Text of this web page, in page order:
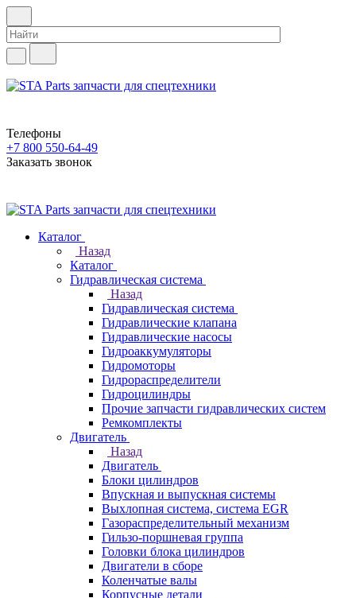
Телефоны
+7 800 550-64-49
Заказать звонок
Каталог
Назад
Каталог
Гидравлическая система
Назад
Гидравлическая система
Гидравлические клапана
Гидравлические насосы
Гидроаккумуляторы
Гидромоторы
Гидрораспределители
Гидроцилиндры
Прочие запчасти гидравлических систем
Ремкомплекты
Двигатель
Назад
Двигатель
Блоки цилиндров
Впускная и выпускная системы
Выхлопная система, система EGR
Газораспределительный механизм
Гильзо-поршневая группа
Головки блока цилиндров
Двигатели в сборе
Коленчатые валы
Корпусные детали